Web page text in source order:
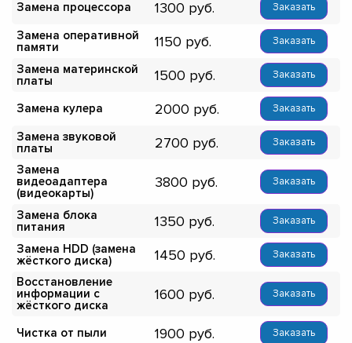
Замена процессора 1300 Заказать
Замена оперативной
памяти
1150 Заказать
Замена материнской
платы
1500 Заказать
Замена кулера 2000 Заказать
Замена звуковой
платы
2700 Заказать
Замена
видеоадаптера
(видеокарты)
3800 Заказать
Замена блока
питания
1350 Заказать
Замена HDD (замена
жёсткого диска)
1450 Заказать
Восстановление
информации с
жёсткого диска
1600 Заказать
Чистка от пыли 1900 Заказать